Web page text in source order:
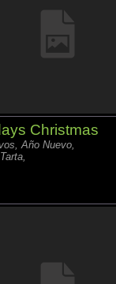
Christmas
Año Nuevo,